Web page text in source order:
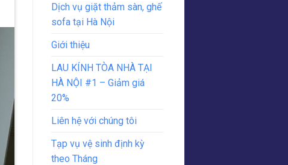
Dịch vụ giặt thảm sàn, ghế
sofa tại Hà Nội
Giới thiệu
LAU KÍNH TÒA NHÀ TẠI
HÀ NỘI #1 – Giảm giá
20%
Liên hệ với chúng tôi
Tạp vụ vệ sinh định kỳ
theo Tháng